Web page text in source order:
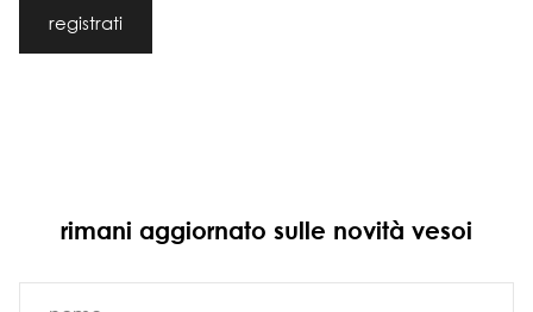
registrati
rimani aggiornato sulle novità vesoi